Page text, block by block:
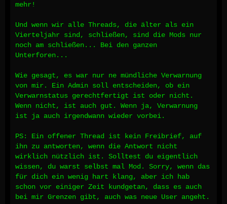
mehr!
Und wenn wir alle Threads, die älter als ein
Vierteljahr sind, schließen, sind die Mods nur
noch am schließen... Bei den ganzen
Unterforen...
Wie gesagt, es war nur ne mündliche Verwarnung
von mir. Ein Admin soll entscheiden, ob ein
Verwarnstatus gerechtfertigt ist oder nicht.
Wenn nicht, ist auch gut. Wenn ja, Verwarnung
ist ja auch irgendwann wieder vorbei.
PS: Ein offener Thread ist kein Freibrief, auf
ihn zu antworten, wenn die Antwort nicht
wirklich nützlich ist. Solltest du eigentlich
wissen, du warst selbst mal Mod. Sorry, wenn das
für dich ein wenig hart klang, aber ich hab
schon vor einiger Zeit kundgetan, dass es auch
bei mir Grenzen gibt, auch was neue User angeht.